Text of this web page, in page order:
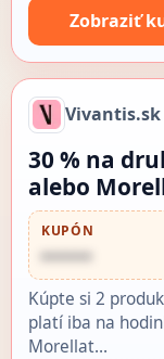
Zobraziť
Vivantis.sk
30 % na
alebo
KUPÓN
••••••
Kúpte si 2
platí iba na
Morellat…